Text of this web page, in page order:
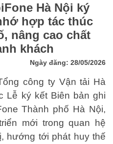
Hà Nội ký
hợp tác thúc
nâng cao chất
khách
Ngày đăng: 28/05/2026
công ty Vận tải Hà
Lễ ký kết Biên bản ghi
Thành phố Hà Nội,
mới trong quan hệ
hướng tới phát huy thế